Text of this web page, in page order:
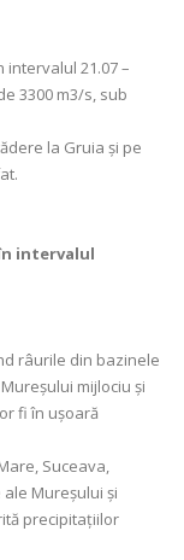
21.07 –
3300 m3/s, sub
la Gruia și pe
intervalul
râurile din bazinele
mijlociu și
fi în ușoară
Suceava,
Mureșului și
precipitațiilor